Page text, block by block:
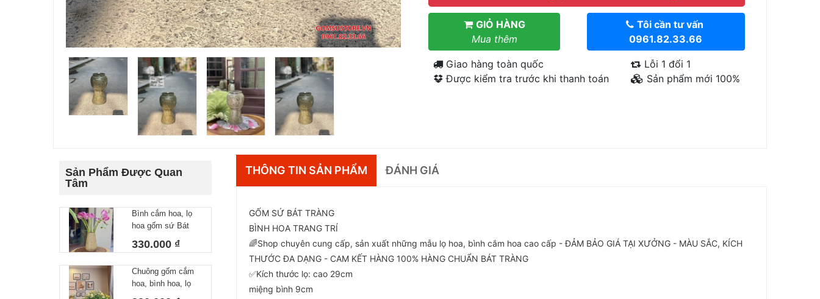
GIỎ HÀNG
Mua thêm
Tôi cần tư vấn
0961.82.33.66
Giao hàng toàn quốc
Được kiểm tra trước khi thanh toán
Lỗi 1 đổi 1
Sản phẩm mới 100%
Sản Phẩm Được Quan
Tâm
Bình cắm hoa, lọ
hoa gốm sứ Bát
hoạ tiết Hoa sen
330.000 ₫
Chuông gốm cắm
hoa, bình hoa, lọ
hoa khắc hoạ tiết
THÔNG TIN SẢN PHẨM ĐÁNH GIÁ
GỐM SỨ BÁT TRÀNG
BÌNH HOA TRANG TRÍ
🌈Shop chuyên cung cấp, sản xuất những mẫu lọ hoa, bình cắm hoa cao cấp - ĐẢM BẢO GIÁ TẠI XƯỞNG - MÀU SẮC, KÍCH
THƯỚC ĐA DẠNG - CAM KẾT HÀNG 100% HÀNG CHUẨN BÁT TRÀNG
✅Kích thước lọ: cao 29cm
miệng bình 9cm